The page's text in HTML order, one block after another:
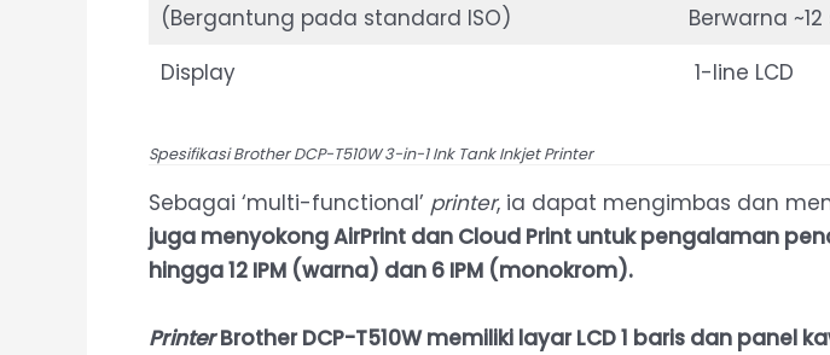
(Bergantung pada standard ISO)
Berwarna
Display
1-line LCD
Spesifikasi Brother DCP-T510W 3-in-1 Ink Tank Inkjet Printer
Sebagai ‘multi-functional’ printer, ia dapat mengimbas dan
juga menyokong AirPrint dan Cloud Print untuk pengalaman
hingga 12 IPM (warna) dan 6 IPM (monokrom).
PrinterBrother DCP-T510W memiliki layar LCD 1 baris dan panel